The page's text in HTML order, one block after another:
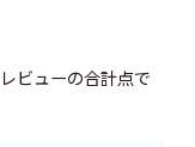
ビューの合計点で